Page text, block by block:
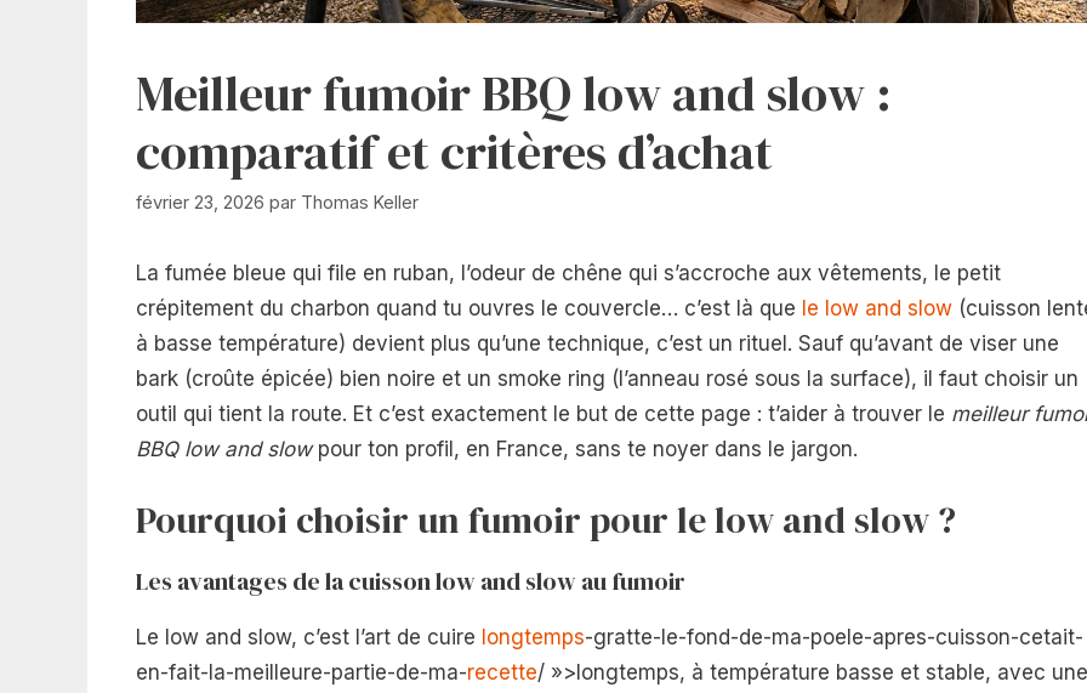
Meilleur fumoir BBQ low and slow :
comparatif et critères d’achat
février 23, 2026 par Thomas Keller
La fumée bleue qui file en ruban, l’odeur de chêne qui s’accroche aux vêtements, le petit
crépitement du charbon quand tu ouvres le couvercle… c’est là que le low and slow (cuisson
à basse température) devient plus qu’une technique, c’est un rituel. Sauf qu’avant de viser une
bark (croûte épicée) bien noire et un smoke ring (l’anneau rosé sous la surface), il faut choisir un
outil qui tient la route. Et c’est exactement le but de cette page : t’aider à trouver le meilleur
BBQ low and slowpour ton profil, en France, sans te noyer dans le jargon.
Pourquoi choisir un fumoir pour le low and slow ?
Les avantages de la cuisson low and slow au fumoir
Le low and slow, c’est l’art de cuire longtemps-gratte-le-fond-de-ma-poele-apres-cuisson-cetait-
en-fait-la-meilleure-partie-de-ma-recette/ »>longtemps, à température basse et stable, avec une